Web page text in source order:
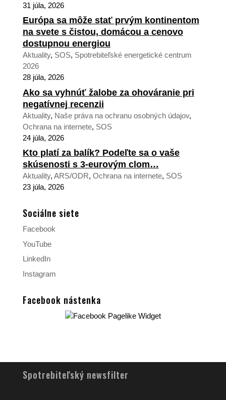
31 júla, 2026
Európa sa môže stať prvým kontinentom
na svete s čistou, domácou a cenovo
dostupnou energiou
Aktuality, SOS, Spotrebiteľské energetické centrum
2026
28 júla, 2026
Ako sa vyhnúť žalobe za ohováranie pri
negatívnej recenzii
Aktuality, Naše práva na ochranu osobných údajov,
Ochrana na internete, SOS
24 júla, 2026
Kto platí za balík? Podeľte sa o vaše
skúsenosti s 3-eurovým clom…
Aktuality, ARS/ODR, Ochrana na internete, SOS
23 júla, 2026
Sociálne siete
Facebook
YouTube
LinkedIn
Instagram
Facebook nástenka
Spotrebiteľský newsfilter